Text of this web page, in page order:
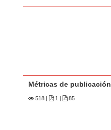
Métricas de publicación
518 | 1 | 85